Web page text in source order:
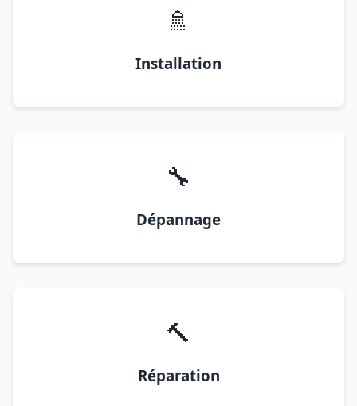
🚿
Installation
🔧
Dépannage
🔨
Réparation